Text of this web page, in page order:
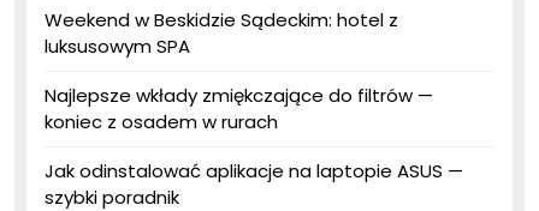
Weekend w Beskidzie Sądeckim: hotel z
luksusowym SPA
Najlepsze wkłady zmiękczające do filtrów —
koniec z osadem w rurach
Jak odinstalować aplikacje na laptopie ASUS —
szybki poradnik